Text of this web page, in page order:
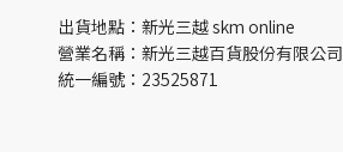
出貨地點：新光三越 skm online
營業名稱：新光三越百貨股份有限公司
統一編號：23525871